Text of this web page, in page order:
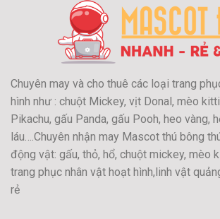
Chuyên may và cho thuê các loại trang
hình như : chuột Mickey, vịt Donal, mèo
Pikachu, gấu Panda, gấu Pooh, heo vàng,
láu….Chuyên nhận may Mascot thú bông
động vật: gấu, thỏ, hổ, chuột mickey, mèo
trang phục nhân vật hoạt hình,linh vật
rẻ